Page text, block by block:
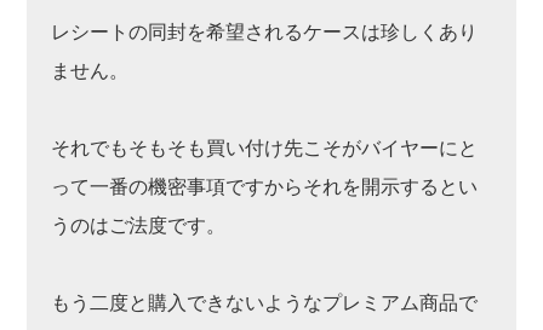
レシートの同封を希望されるケースは珍しくあり
ません。
それでもそもそも買い付け先こそがバイヤーにと
って一番の機密事項ですからそれを開示するとい
うのはご法度です。
もう二度と購入できないようなプレミアム商品で